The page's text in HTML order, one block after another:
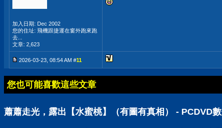
加入日期: Dec 2002
您的住址: 飛機跟捷運在窗外跑來跑
去...
文章: 2,623
2026-03-23, 08:54 AM #11
您也可能喜歡這些文章
蕭蕭走光，露出【水蜜桃】（有圖有真相） - PCDVD